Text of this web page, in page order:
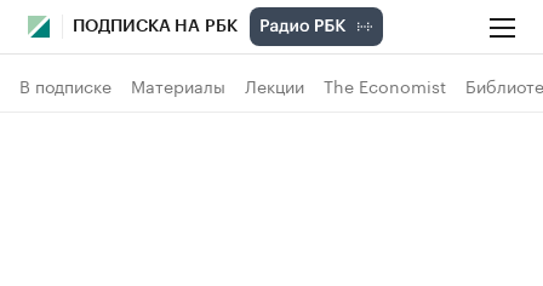
ПОДПИСКА НА РБК
В подписке Материалы Лекции The Economist